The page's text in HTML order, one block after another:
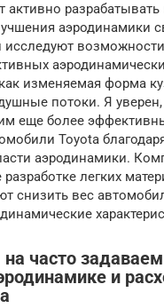
активно
аэродинамики
возможности
изменяемая форма
потоки. Я уверен,
еще более
Toyota
аэродинамики.
легких
снизить вес
на часто
и